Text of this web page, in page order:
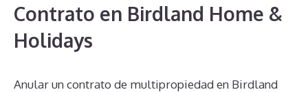
Contrato en Birdland Home &
Holidays
Anular un contrato de multipropiedad en Birdland